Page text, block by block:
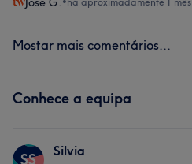
Mostar mais comentários...
Conhece a equipa
SS Silvia